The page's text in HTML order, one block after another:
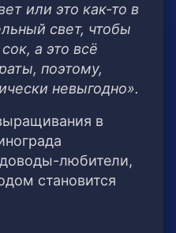
или это как-то в
свет, чтобы
а это всё
поэтому,
невыгодно».
в
любители,
становится